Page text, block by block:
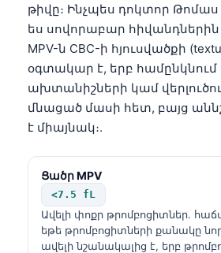
թիվը։ Ինչպես դոկտոր Թոմաս
ես սովորաբար հիվանդներին
MPV-ն CBC-ի հյուսվածքի
օգտակար է, երբ համընկնում
ախտանիշների կամ
մնացած մասի հետ, բայց
է միայնակ։.
Ցածր MPV
<7.5 fL
Ավելի փոքր թրոմբոցիտներ.
եթե թրոմբոցիտների քանակը
ավելի նշանակալից է, երբ